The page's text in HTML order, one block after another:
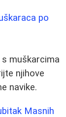
po
muškarcima
njihove
navike.
Masnih